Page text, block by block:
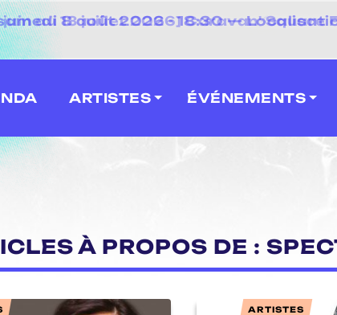
au 13 juillet 2026] Caravan' Square
ARTISTES ÉVÉNEMENTS
À PROPOS DE :
ARTISTES